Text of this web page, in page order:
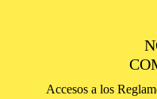
Accesos a los